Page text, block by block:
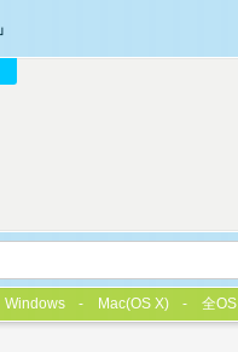
Windows Mac(OS X) 全OS